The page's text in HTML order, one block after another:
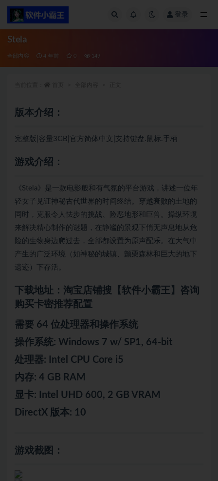
登录
Stela
全部内容 4 年前 0 149
版本介绍：
完整版|容量3GB|官方简体中文|支持键盘.鼠标.手柄
游戏介绍：
《Stela》是一款电影般和有气氛的平台游戏，讲述一位年
轻女子见证神秘古代世界的时间终结。穿越衰败的土地的
同时，克服令人怯步的挑战、险恶地形和巨兽。操纵环境
来解决精心制作的谜题，在静谧的景观下悄无声息地从危
险的生物身边爬过去，全部都设置为原声配乐。在大气中
产生的广泛环境（如神秘的城镇、颤栗森林和巨大的地下
遗迹）下存活。
下载地址：淘宝店铺搜【软件小霸王】咨询
购买卡密推荐配置
需要 64 位处理器和操作系统
操作系统: Windows 7 w/ SP1, 64-bit
处理器: Intel CPU Core i5
内存: 4 GB RAM
显卡: Intel UHD 600, 2 GB VRAM
DirectX 版本: 10
游戏截图：